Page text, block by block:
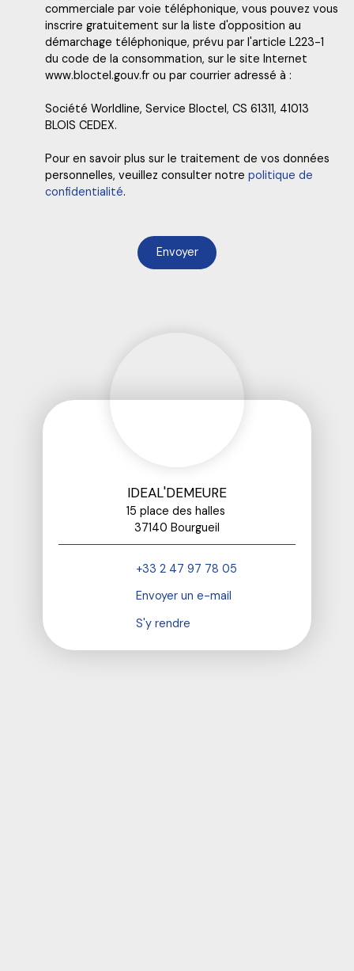
commerciale par voie téléphonique, vous pouvez vous
inscrire gratuitement sur la liste d'opposition au
démarchage téléphonique, prévu par l'article L223-1
du code de la consommation, sur le site Internet
www.bloctel.gouv.fr ou par courrier adressé à :
Société Worldline, Service Bloctel, CS 61311, 41013
BLOIS CEDEX.
Pour en savoir plus sur le traitement de vos données
personnelles, veuillez consulter notre politique de
confidentialité.
Envoyer
IDEAL'DEMEURE
15 place des halles
37140 Bourgueil
+33 2 47 97 78 05
Envoyer un e-mail
S'y rendre